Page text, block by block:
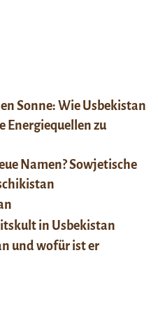
Sonne: Wie Usbekistan
Energiequellen zu
Namen? Sowjetische
in Usbekistan
und wofür ist er